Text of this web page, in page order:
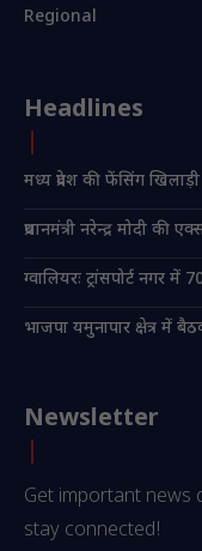
Regional
Headlines
मध्य प्रदेश की फेंसिंग
प्रधानमंत्री नरेन्द्र मोदी
ग्वालियरः ट्रांसपोर्ट नगर में
भाजपा यमुनापार क्षेत्र में
Newsletter
Get important news
stay connected!